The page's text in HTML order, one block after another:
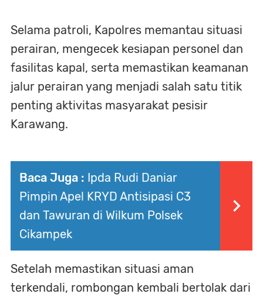
Selama patroli, Kapolres memantau situasi
perairan, mengecek kesiapan personel dan
fasilitas kapal, serta memastikan keamanan
jalur perairan yang menjadi salah satu titik
penting aktivitas masyarakat pesisir
Karawang.
Baca Juga : Ipda Rudi Daniar
Pimpin Apel KRYD Antisipasi C3
dan Tawuran di Wilkum Polsek
Cikampek
Setelah memastikan situasi aman
terkendali, rombongan kembali bertolak dari